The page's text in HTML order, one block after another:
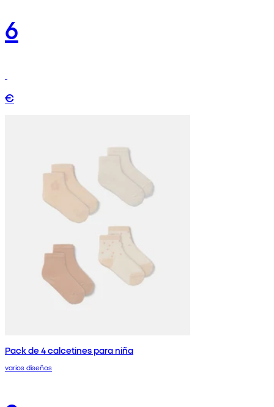
6
€
Pack de 4 calcetines para niña
varios diseños